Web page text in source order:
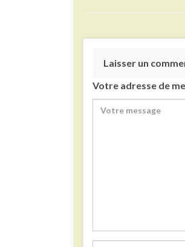
Laisser un
Votre adresse de